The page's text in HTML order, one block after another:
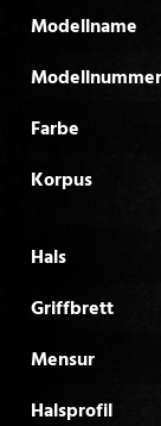
Modellname
Modellnummer
Farbe
Korpus
Hals
Griffbrett
Mensur
Halsprofil